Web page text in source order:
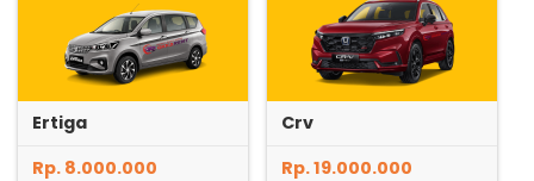
Ertiga
Rp. 8.000.000
Crv
Rp. 19.000.000